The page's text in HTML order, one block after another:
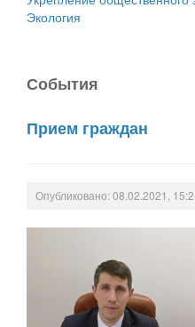
Экология
События
Прием граждан
Опубликовано: 08.02.2021,